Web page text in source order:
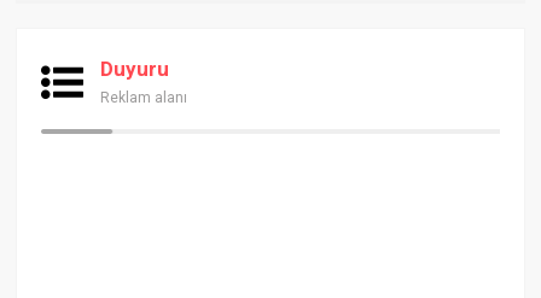
Duyuru
Reklam alanı